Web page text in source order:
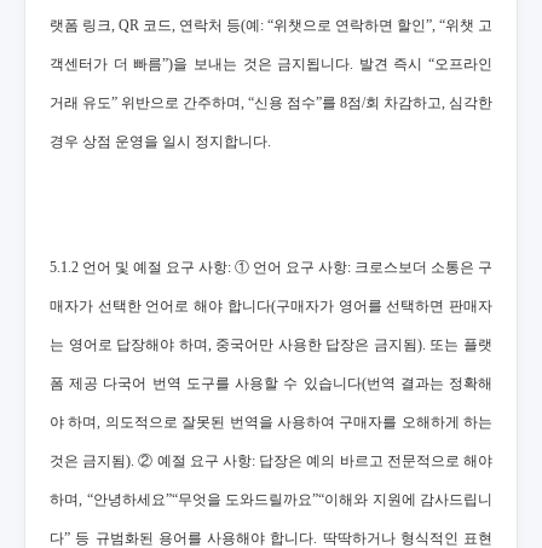
랫폼 링크, QR 코드, 연락처 등(예: “위챗으로 연락하면 할인”, “위챗 고
객센터가 더 빠름”)을 보내는 것은 금지됩니다. 발견 즉시 “오프라인
거래 유도” 위반으로 간주하며, “신용 점수”를 8점/회 차감하고, 심각한
경우 상점 운영을 일시 정지합니다.
5.1.2 언어 및 예절 요구 사항: ① 언어 요구 사항: 크로스보더 소통은 구
매자가 선택한 언어로 해야 합니다(구매자가 영어를 선택하면 판매자
는 영어로 답장해야 하며, 중국어만 사용한 답장은 금지됨). 또는 플랫
폼 제공 다국어 번역 도구를 사용할 수 있습니다(번역 결과는 정확해
야 하며, 의도적으로 잘못된 번역을 사용하여 구매자를 오해하게 하는
것은 금지됨). ② 예절 요구 사항: 답장은 예의 바르고 전문적으로 해야
하며, “안녕하세요”“무엇을 도와드릴까요”“이해와 지원에 감사드립니
다” 등 규범화된 용어를 사용해야 합니다. 딱딱하거나 형식적인 표현